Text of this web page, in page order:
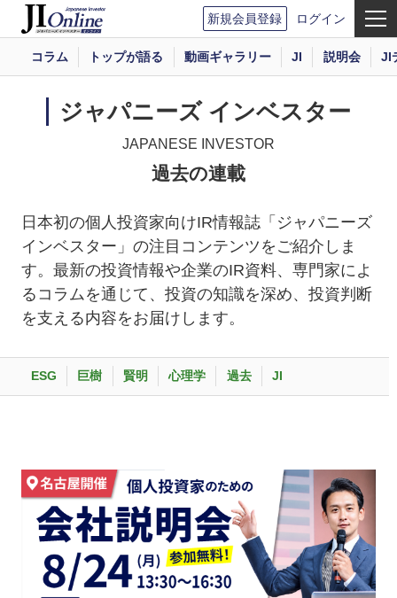
新規会員登録 ログイン
コラム トップが語る 動画ギャラリー JI 説明会 JI
ジャパニーズ インベスター
JAPANESE INVESTOR
過去の連載
日本初の個人投資家向けIR情報誌「ジャパニーズ
インベスター」の注目コンテンツをご紹介しま
す。最新の投資情報や企業のIR資料、専門家によ
るコラムを通じて、投資の知識を深め、投資判断
を支える内容をお届けします。
ESG 巨樹 賢明 心理学 過去 JI